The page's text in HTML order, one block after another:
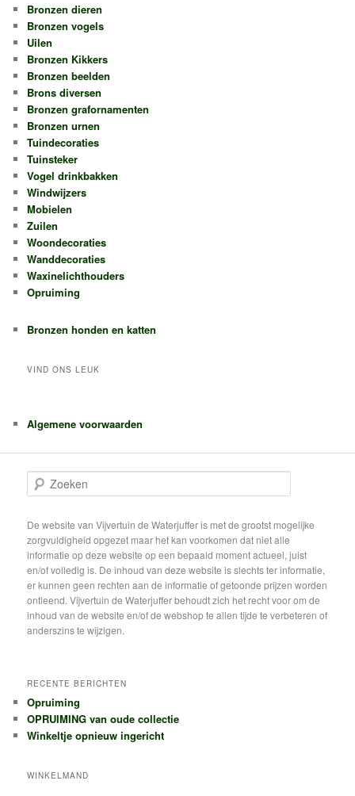
Bronzen dieren
Bronzen vogels
Uilen
Bronzen Kikkers
Bronzen beelden
Brons diversen
Bronzen grafornamenten
Bronzen urnen
Tuindecoraties
Tuinsteker
Vogel drinkbakken
Windwijzers
Mobielen
Zuilen
Woondecoraties
Wanddecoraties
Waxinelichthouders
Opruiming
Bronzen honden en katten
VIND ONS LEUK
Algemene voorwaarden
o
k
e
n
De website van Vijvertuin de Waterjuffer is met de grootst mogelijke
zorgvuldigheid opgezet maar het kan voorkomen dat niet alle
informatie op deze website op een bepaald moment actueel, juist
en/of volledig is. De inhoud van deze website is slechts ter informatie,
er kunnen geen rechten aan de informatie of getoonde prijzen worden
ontleend. Vijvertuin de Waterjuffer behoudt zich het recht voor om de
inhoud van de website en/of de webshop te allen tijde te verbeteren of
anderszins te wijzigen.
RECENTE BERICHTEN
Opruiming
OPRUIMING van oude collectie
Winkeltje opnieuw ingericht
WINKELMAND